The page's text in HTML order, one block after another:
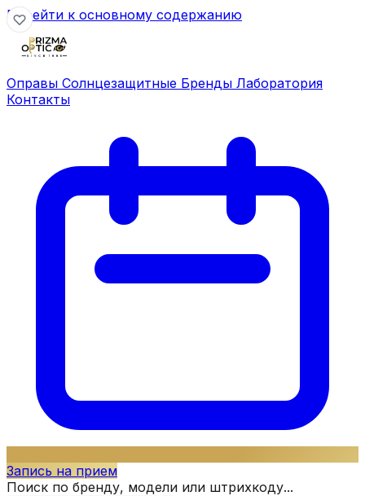
Перейти к основному содержанию
Оправы Солнцезащитные Бренды Лаборатория
Контакты
Запись на прием
Поиск по бренду, модели или штрихкоду...